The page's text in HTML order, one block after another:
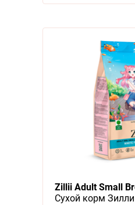
Zillii Adult Small
Сухой корм